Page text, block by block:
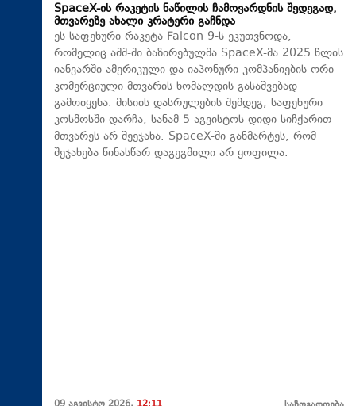
SpaceX-ის რაკეტის ნაწილის ჩამოვარდნის შედეგად,
მთვარეზე ახალი კრატერი გაჩნდა
ეს საფეხური რაკეტა Falcon 9-ს ეკუთვნოდა,
რომელიც აშშ-ში ბაზირებულმა SpaceX-მა 2025 წლის
იანვარში ამერიკული და იაპონური კომპანიების ორი
კომერციული მთვარის ხომალდის გასაშვებად
გამოიყენა. მისიის დასრულების შემდეგ, საფეხური
კოსმოსში დარჩა, სანამ 5 აგვისტოს დიდი სიჩქარით
მთვარეს არ შეეჯახა.​ SpaceX-ში განმარტეს, რომ
შეჯახება წინასწარ დაგეგმილი არ ყოფილა.